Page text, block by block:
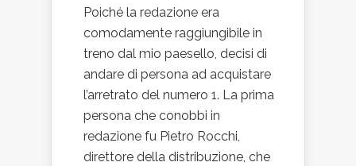
Poiché la redazione era
comodamente raggiungibile in
treno dal mio paesello, decisi di
andare di persona ad acquistare
l’arretrato del numero 1. La prima
persona che conobbi in
redazione fu Pietro Rocchi,
direttore della distribuzione, che